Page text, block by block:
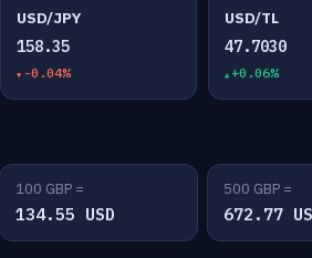
USD/JPY
158.35
-0.04%
USD/TL
47.7030
+0.06%
100 GBP =
134.55 USD
500 GBP =
672.77